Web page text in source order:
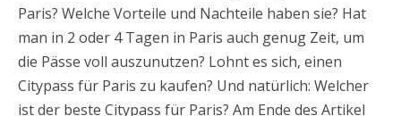
Paris? Welche Vorteile und Nachteile haben sie? Hat
man in 2 oder 4 Tagen in Paris auch genug Zeit, um
die Pässe voll auszunutzen? Lohnt es sich, einen
Citypass für Paris zu kaufen? Und natürlich: Welcher
ist der beste Citypass für Paris? Am Ende des Artikel